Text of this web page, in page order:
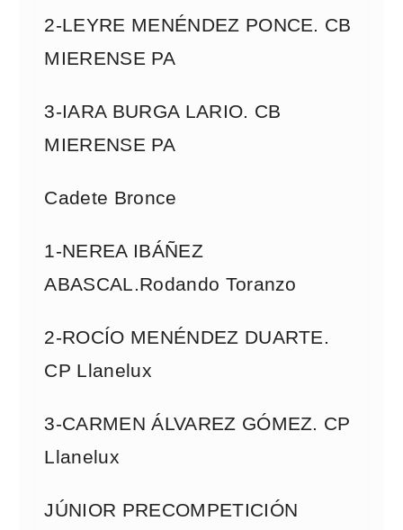
2-LEYRE MENÉNDEZ PONCE. CB
MIERENSE PA
3-IARA BURGA LARIO. CB
MIERENSE PA
Cadete Bronce
1-NEREA IBÁÑEZ
ABASCAL.Rodando Toranzo
2-ROCÍO MENÉNDEZ DUARTE.
CP Llanelux
3-CARMEN ÁLVAREZ GÓMEZ. CP
Llanelux
JÚNIOR PRECOMPETICIÓN